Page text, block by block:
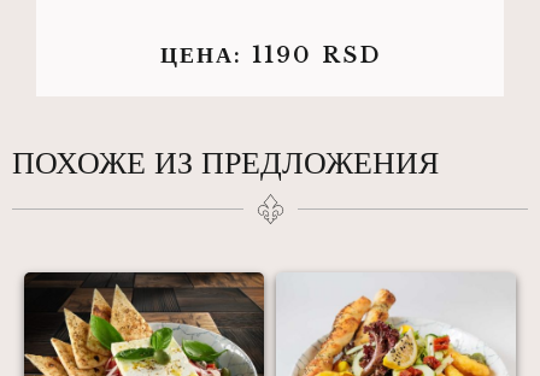
ЦЕНА: 1190 RSD
ПОХОЖЕ ИЗ ПРЕДЛОЖЕНИЯ